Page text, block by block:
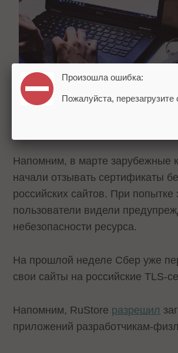
Напомним, в марте зарубежные
начали отзывать сертификаты
российских сайтов. При попытке
пользователи видели
небезопасности ресурса.
На прошлой неделе Сбер уже
свои сайты на российские TLS-
Напомним, RuStore разрешил
приложений разработчикам-
Произошла ошибка:
Пожалуйста, перезагрузите